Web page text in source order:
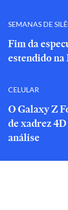
SEMANAS DE
Fim da
estendido
CELULAR
O Galaxy Z
de xadrez
análise